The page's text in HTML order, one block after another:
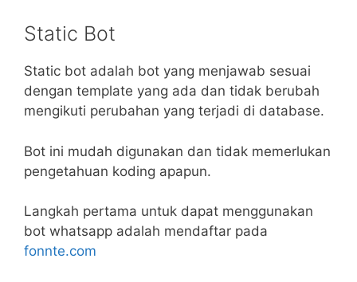
Static Bot
Static bot adalah bot yang menjawab sesuai
dengan template yang ada dan tidak berubah
mengikuti perubahan yang terjadi di database.
Bot ini mudah digunakan dan tidak memerlukan
pengetahuan koding apapun.
Langkah pertama untuk dapat menggunakan
bot whatsapp adalah mendaftar pada
fonnte.com